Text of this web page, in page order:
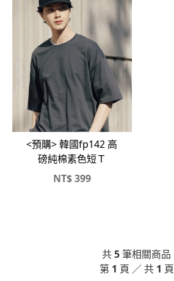
<預購> 韓國fp142 高
磅純棉素色短Ｔ
NT$399
共5筆相關商品
第 1 頁 ／ 共 1 頁